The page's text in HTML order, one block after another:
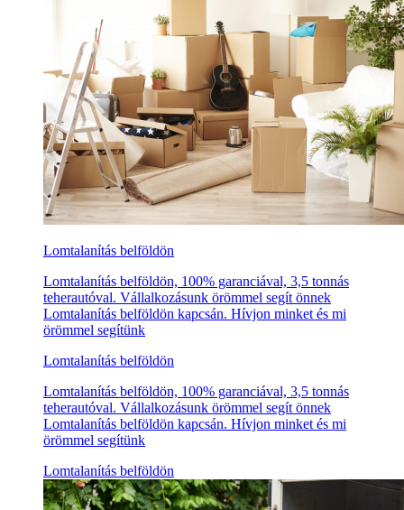
Lomtalanítás belföldön
Lomtalanítás belföldön, 100% garanciával, 3,5 tonnás
teherautóval. Vállalkozásunk örömmel segít önnek
Lomtalanítás belföldön kapcsán. Hívjon minket és mi
örömmel segítünk
Lomtalanítás belföldön
Lomtalanítás belföldön, 100% garanciával, 3,5 tonnás
teherautóval. Vállalkozásunk örömmel segít önnek
Lomtalanítás belföldön kapcsán. Hívjon minket és mi
örömmel segítünk
Lomtalanítás belföldön